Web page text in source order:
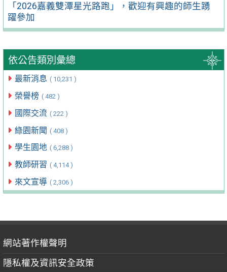
「2026嘉義雙潭星光路跑」，歡迎有興趣的師生踴
躍參加
依公告類別彙總
最新消息 ( 10,231 )
榮譽榜 ( 482 )
國際交流 ( 222 )
綠園新聞 ( 408 )
學生園地 ( 6,288 )
教師研習 ( 4,114 )
來文宣導 ( 2,306 )
網站著作權聲明
隱私權及資訊安全政策